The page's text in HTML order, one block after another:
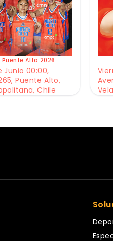
Alto 2026
Junio 00:00,
Puente Alto,
Chile